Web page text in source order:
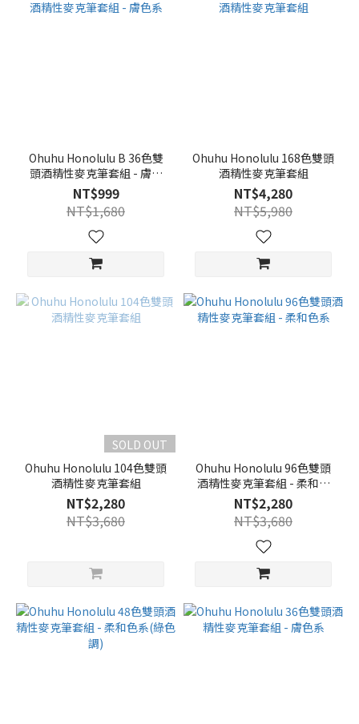
Ohuhu Honolulu B 36色雙
頭酒精性麥克筆套組 - 膚色
系
NT$999
NT$1,680
Ohuhu Honolulu 168色雙頭
酒精性麥克筆套組
NT$4,280
NT$5,980
SOLD OUT
Ohuhu Honolulu 104色雙頭
酒精性麥克筆套組
NT$2,280
NT$3,680
Ohuhu Honolulu 96色雙頭
酒精性麥克筆套組 - 柔和色
系
NT$2,280
NT$3,680